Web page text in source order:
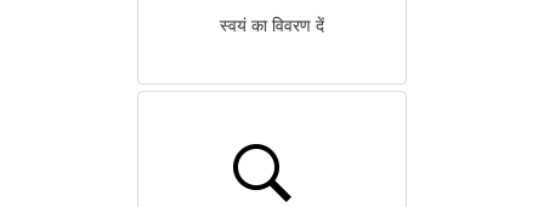
स्वयं का विवरण दें